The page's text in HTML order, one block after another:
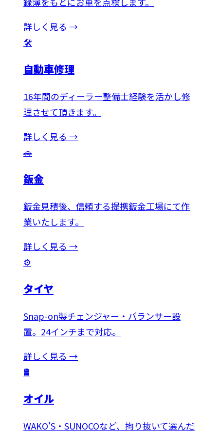
詳しく見る →
🛠️
自動車修理
16年間のディーラー整備士経験を活かし修
理させて頂きます。
詳しく見る →
🚗
鈑金
鈑金見積後、信頼する提携鈑金工場にて作
業いたします。
詳しく見る →
⚙️
タイヤ
Snap-on製チェンジャー・バランサー設
置。24インチまで対応。
詳しく見る →
🛢️
オイル
WAKO'S・SUNOCOなど、拘り抜いて選んだ